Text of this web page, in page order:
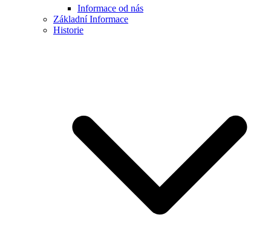
Informace od nás
Základní Informace
Historie